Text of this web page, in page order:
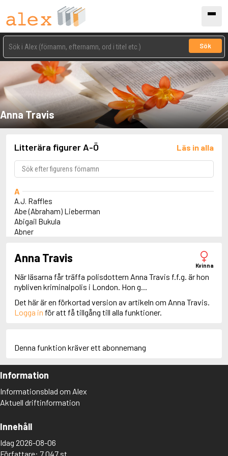
Sök
Anna Travis
Litterära figurer A-Ö Läs in alla
A
A.J. Raffles
Abe (Abraham) Lieberman
Abigail Bukula
Abner
Adam Fawley
Adamsberg
Adelia Aguilar
Adrian Roca
Alan Banks
Alan Grant
Albert Campion
Alex Cross
Alex Delaware
Alex McKnight
Alex Morrow
Alex Recht
Alix London
Am Hunter
Amanda Pharrell
Anna Travis
Kvinna
När läsarna får träffa polisdottern Anna Travis f.f.g. är hon
nybliven kriminalpolis i London. Hon g...
Det här är en förkortad version av artikeln om Anna Travis.
Logga in för att få tillgång till alla funktioner.
Denna funktion kräver ett abonnemang
Information
Informationsblad om Alex
Aktuell driftinformation
Innehåll
Idag 2026-08-06
Författare: 7 047 st